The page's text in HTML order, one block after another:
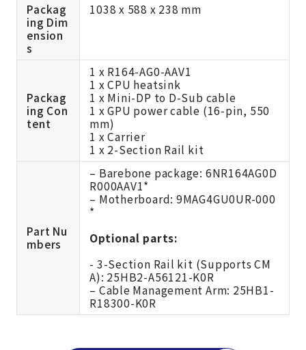
Packag
ing Dim
ension
s
1038 x 588 x 238 mm
Packag
ing Con
tent
1 x R164-AG0-AAV1
1 x CPU heatsink
1 x Mini-DP to D-Sub cable
1 x GPU power cable (16-pin, 550
mm)
1 x Carrier
1 x 2-Section Rail kit
Part Nu
mbers
– Barebone package: 6NR164AG0D
R000AAV1*
– Motherboard: 9MAG4GU0UR-000
*
Optional parts:
- 3-Section Rail kit (Supports CM
A): 25HB2-A56121-K0R
– Cable Management Arm: 25HB1-
R18300-K0R